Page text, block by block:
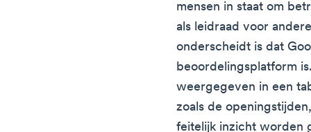
mensen in staat om
als leidraad voor
onderscheidt is dat
beoordelingsplatform
weergegeven in een
zoals de
feitelijk inzicht worden